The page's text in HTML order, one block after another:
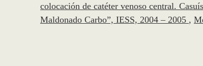
colocación de catéter venoso central.
Maldonado Carbo”, IESS, 2004 – 2005 ,